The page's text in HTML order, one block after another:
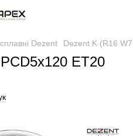
Dezent Dezent K (R16
ET20